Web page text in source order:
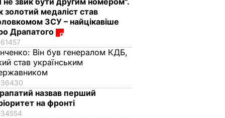
золотий медаліст став
ЗСУ – найцікавіше
Драпатого
61457
Він був генералом КДБ,
став українським
36430
назвав перший
на фронті
34554